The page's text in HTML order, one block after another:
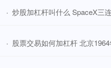
· 炒股加杠杆叫什么 SpaceX三
· 股票交易如何加杠杆 北京